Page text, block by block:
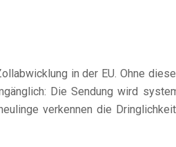
in der EU. Ohne
Die Sendung wird
verkennen die